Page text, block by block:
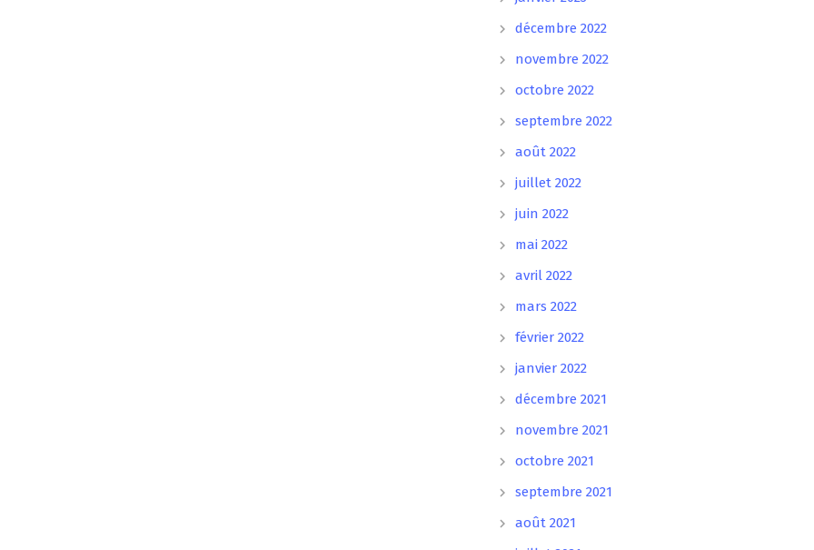
décembre 2022
novembre 2022
octobre 2022
septembre 2022
août 2022
juillet 2022
juin 2022
mai 2022
avril 2022
mars 2022
février 2022
janvier 2022
décembre 2021
novembre 2021
octobre 2021
septembre 2021
août 2021